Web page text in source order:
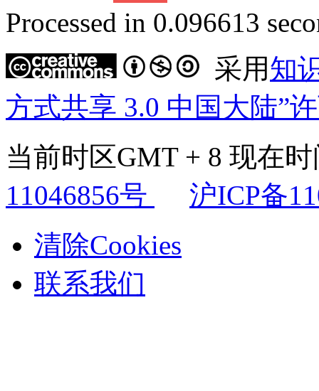
Processed in 0.096613
采用知
方式共享 3.0 中国大陆”
当前时区GMT + 8 现在
11046856号
沪ICP备
清除Cookies
联系我们